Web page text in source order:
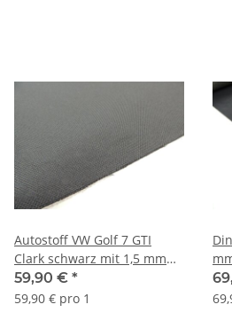
Autostoff VW Golf 7 GTI
Clark schwarz mit 1,5 mm
Schaum und Charmeuse
59,90 € *
59,90 € pro 1